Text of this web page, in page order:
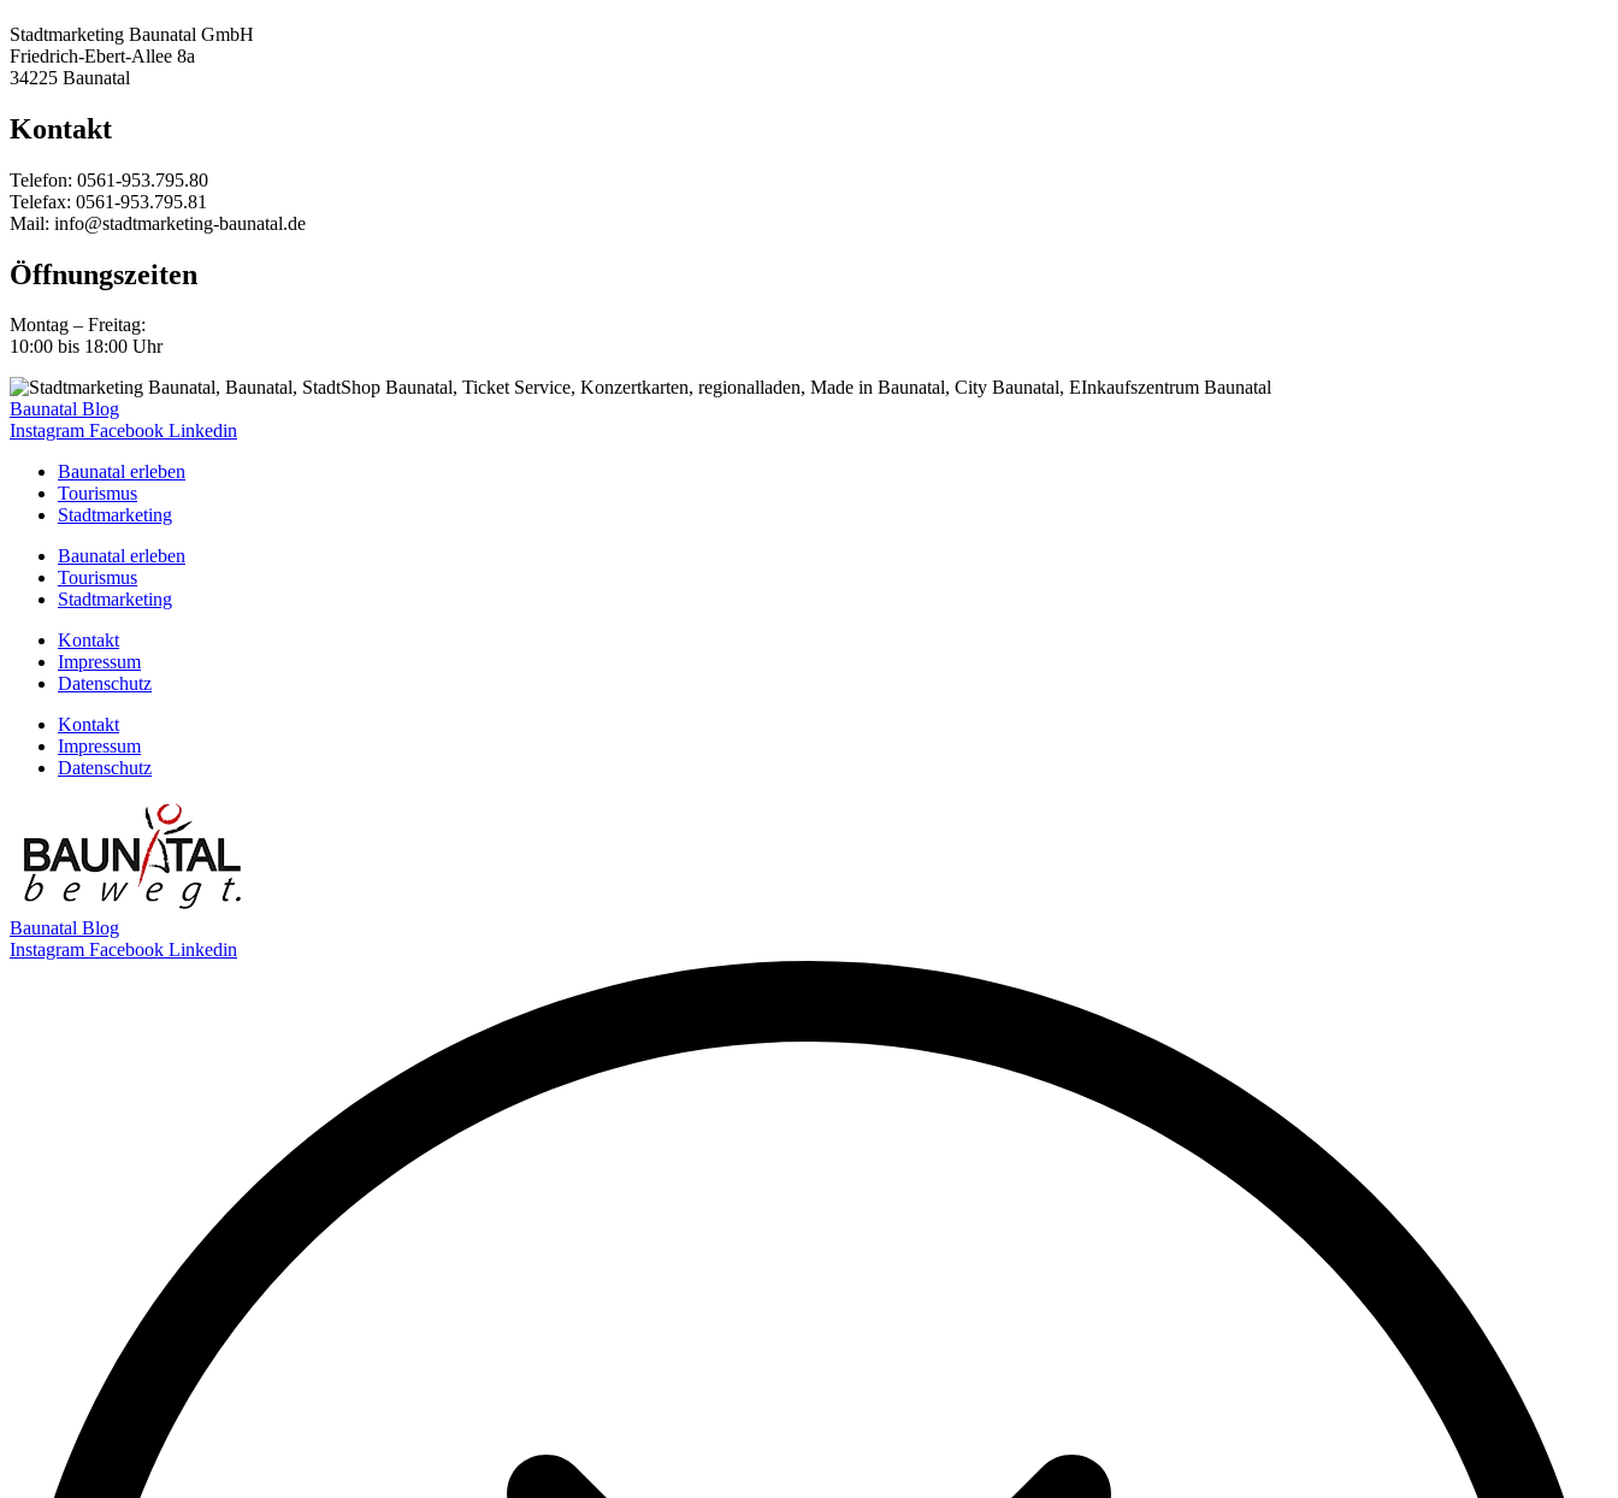
Stadtmarketing Baunatal GmbH
Friedrich-Ebert-Allee 8a
34225 Baunatal
Kontakt
Telefon: 0561-953.795.80
Telefax: 0561-953.795.81
Mail: info@stadtmarketing-baunatal.de
Öffnungszeiten
Montag – Freitag:
10:00 bis 18:00 Uhr
Baunatal Blog
Instagram Facebook Linkedin
Baunatal erleben
Tourismus
Stadtmarketing
Baunatal erleben
Tourismus
Stadtmarketing
Kontakt
Impressum
Datenschutz
Kontakt
Impressum
Datenschutz
Baunatal Blog
Instagram Facebook Linkedin